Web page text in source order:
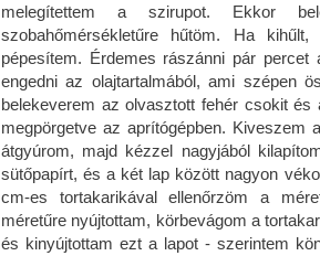
melegítettem a szirupot. Ekkor
szobahőmérsékletűre hűtöm. Ha
pépesítem. Érdemes rászánni pár
engedni az olajtartalmából, ami szépen
belekeverem az olvasztott fehér csokit és
megpörgetve az aprítógépben. Kiveszem
átgyúrom, majd kézzel nagyjából
sütőpapírt, és a két lap között nagyon
cm-es tortakarikával ellenőrzöm a
méretűre nyújtottam, körbevágom a
és kinyújtottam ezt a lapot - szerintem